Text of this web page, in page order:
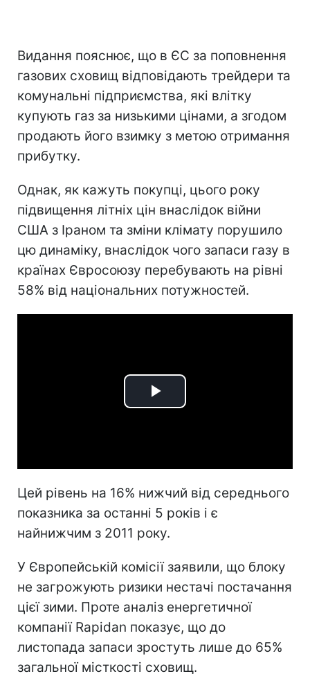
Видання пояснює, що в ЄС за поповнення
газових сховищ відповідають трейдери та
комунальні підприємства, які влітку
купують газ за низькими цінами, а згодом
продають його взимку з метою отримання
прибутку.
Однак, як кажуть покупці, цього року
підвищення літніх цін внаслідок війни
США з Іраном та зміни клімату порушило
цю динаміку, внаслідок чого запаси газу в
країнах Євросоюзу перебувають на рівні
58% від національних потужностей.
Play
Цей рівень на 16% нижчий від середнього
показника за останні 5 років і є
найнижчим з 2011 року.
У Європейській комісії заявили, що блоку
не загрожують ризики нестачі постачання
цієї зими. Проте аналіз енергетичної
компанії Rapidan показує, що до
листопада запаси зростуть лише до 65%
загальної місткості сховищ.